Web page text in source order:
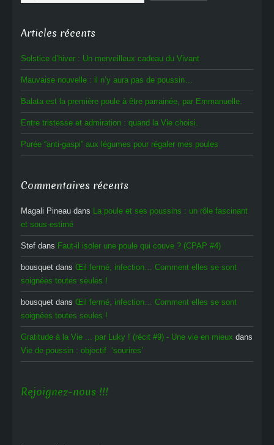
Articles récents
Solstice d’hiver : Un merveilleux cadeau du Vivant
Mauvaise nouvelle : il n’y aura pas de poussin…
Balata est la première poule à être parrainée, par Emmanuelle.
Entre tristesse et admiration : quand la Vie choisi.
Purée “anti-gaspi” aux légumes pour régaler mes poules
Commentaires récents
Magali Pineau dans La poule et ses poussins : un rôle fascinant
et sous-estimé
Stef dans Faut-il isoler une poule qui couve ? (CPAP #4)
bousquet dans Œil fermé, infection… Comment elles se sont
soignées toutes seules !
bousquet dans Œil fermé, infection… Comment elles se sont
soignées toutes seules !
Gratitude à la Vie ... par Luky ! (récit #9) - Une vie en mieux dans
Vie de poussin : objectif ‘sourires’
Rejoignez-nous !!!